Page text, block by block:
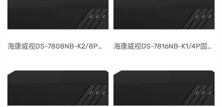
​海康威视DS-7808NB-K2/8P固件升级包V4.30.097build240401 ​海康威视DS-7816NB-K1/4P固件升级包V4.30.097build240401